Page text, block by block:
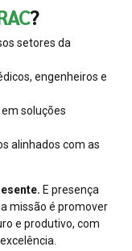
?
setores da
engenheiros e
soluções
alinhados com as
E presença
missão é promover
e produtivo, com